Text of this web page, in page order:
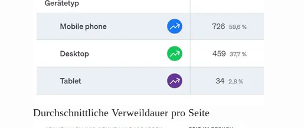
Durchschnittliche Verweildauer pro Seite